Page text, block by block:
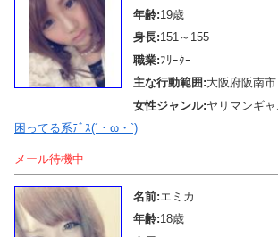
年齢:19歳
身長:151～155
職業:ﾌﾘｰﾀｰ
主な行動範囲:大阪府阪南
女性ジャンル:ヤリマンギ
困ってる系ﾃﾞｽ(´・ω・`)
メール待機中
名前:エミカ
年齢:18歳